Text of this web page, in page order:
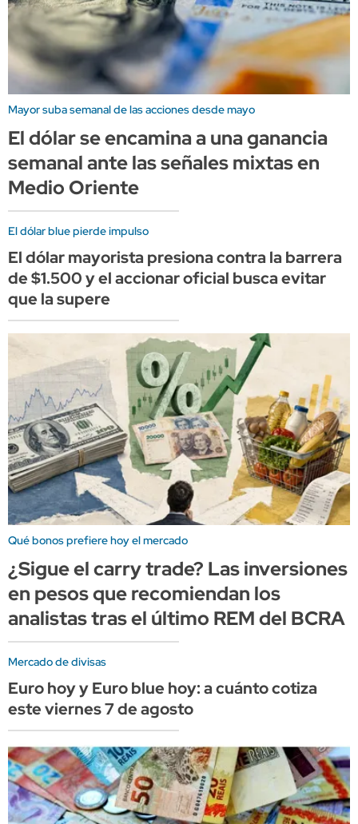
Mayor suba semanal de las acciones desde mayo
El dólar se encamina a una ganancia
semanal ante las señales mixtas en
Medio Oriente
El dólar blue pierde impulso
El dólar mayorista presiona contra la barrera
de $1.500 y el accionar oficial busca evitar
que la supere
Qué bonos prefiere hoy el mercado
¿Sigue el carry trade? Las inversiones
en pesos que recomiendan los
analistas tras el último REM del BCRA
Mercado de divisas
Euro hoy y Euro blue hoy: a cuánto cotiza
este viernes 7 de agosto